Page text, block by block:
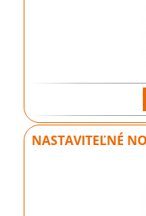
NASTAVITEĽNÉ